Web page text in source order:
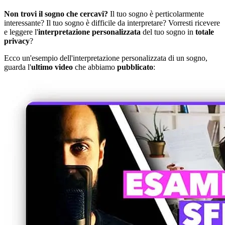
Non trovi il sogno che cercavi? Il tuo sogno è perticolarmente
interessante? Il tuo sogno è difficile da interpretare? Vorresti ricevere
e leggere l'interpretazione personalizzata del tuo sogno in totale
privacy?
Ecco un'esempio dell'interpretazione personalizzata di un sogno,
guarda l'ultimo video che abbiamo pubblicato: